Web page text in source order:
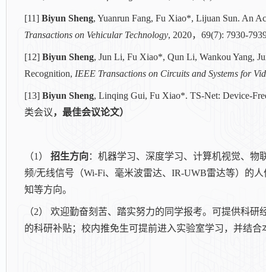
[11] Biyun Sheng, Yuanrun Fang, Fu Xiao*, Lijuan Sun. An
Transactions on Vehicular Technology, 2020， 69(7): 7930-
[12] Biyun Sheng, Jun Li, Fu Xiao*, Qun Li, Wankou Yang,
Recognition, IEEE Transactions on Circuits and Systems for
[13] Biyun Sheng, Linqing Gui, Fu Xiao*. TS-Net: Device-
类会议，最佳会议论文）
（1 ） 招生方向 ：机器学习、深度学习、计算机视觉、
频/无线信号（Wi-Fi、毫米波雷达、IR-UWB雷达等）的
知等方向。
（2） 欢迎勤奋刻苦、踏实努力的同学报考。可提供科
的科研补贴；校内推免生可提前进入实验室学习，并结